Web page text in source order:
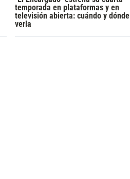
temporada en plataformas y en
televisión abierta: cuándo y dónde
verla